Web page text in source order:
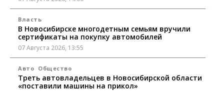
Власть
В Новосибирске многодетным семьям вручили
сертификаты на покупку автомобилей
07 Августа 2026, 13:55
Авто Общество
Треть автовладельцев в Новосибирской области
«поставили машины на прикол»